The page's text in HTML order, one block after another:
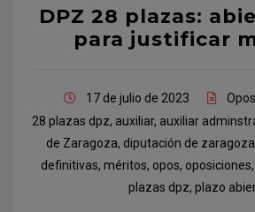
DPZ 28 plazas:
para justificar
17 de julio de 2023
28 plazas dpz, auxiliar, auxiliar
de Zaragoza, diputación de zaragoza
definitivas, méritos, opos, oposiciones,
plazas dpz, plazo